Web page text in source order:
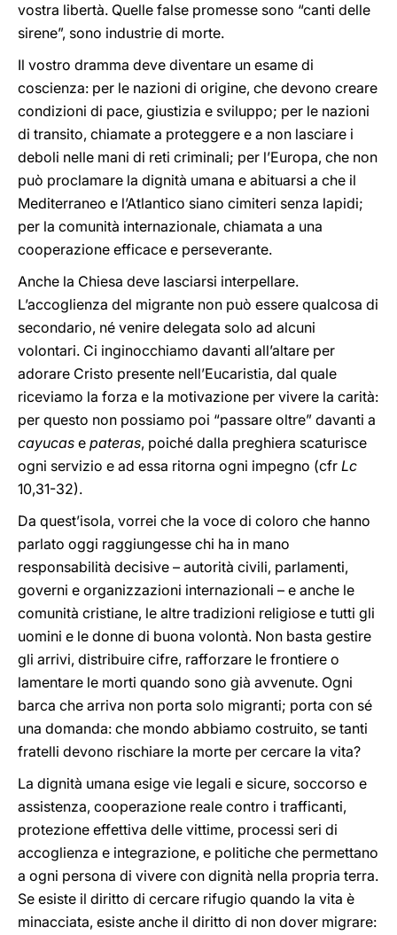
vostra libertà. Quelle false promesse sono “canti delle
sirene”, sono industrie di morte.
Il vostro dramma deve diventare un esame di
coscienza: per le nazioni di origine, che devono creare
condizioni di pace, giustizia e sviluppo; per le nazioni
di transito, chiamate a proteggere e a non lasciare i
deboli nelle mani di reti criminali; per l’Europa, che non
può proclamare la dignità umana e abituarsi a che il
Mediterraneo e l’Atlantico siano cimiteri senza lapidi;
per la comunità internazionale, chiamata a una
cooperazione efficace e perseverante.
Anche la Chiesa deve lasciarsi interpellare.
L’accoglienza del migrante non può essere qualcosa di
secondario, né venire delegata solo ad alcuni
volontari. Ci inginocchiamo davanti all’altare per
adorare Cristo presente nell’Eucaristia, dal quale
riceviamo la forza e la motivazione per vivere la carità:
per questo non possiamo poi “passare oltre” davanti a
cayucas e pateras, poiché dalla preghiera scaturisce
ogni servizio e ad essa ritorna ogni impegno (cfr Lc
10,31-32).
Da quest’isola, vorrei che la voce di coloro che hanno
parlato oggi raggiungesse chi ha in mano
responsabilità decisive – autorità civili, parlamenti,
governi e organizzazioni internazionali – e anche le
comunità cristiane, le altre tradizioni religiose e tutti gli
uomini e le donne di buona volontà. Non basta gestire
gli arrivi, distribuire cifre, rafforzare le frontiere o
lamentare le morti quando sono già avvenute. Ogni
barca che arriva non porta solo migranti; porta con sé
una domanda: che mondo abbiamo costruito, se tanti
fratelli devono rischiare la morte per cercare la vita?
La dignità umana esige vie legali e sicure, soccorso e
assistenza, cooperazione reale contro i trafficanti,
protezione effettiva delle vittime, processi seri di
accoglienza e integrazione, e politiche che permettano
a ogni persona di vivere con dignità nella propria terra.
Se esiste il diritto di cercare rifugio quando la vita è
minacciata, esiste anche il diritto di non dover migrare: